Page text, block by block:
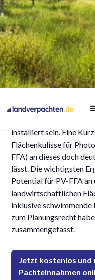
Bedarf &
4/
Das Ziel steht fest: Im
Gigawatt (GW)
installiert sein. Eine
Flächenkulisse für
FFA) an dieses doch
lässt. Die wichtigsten
Potential für PV-FFA an
landwirtschaftlichen
inklusive
zum Planungsrecht
zusammengefasst.
Jetzt kostenlos und
Pachteinnahmen